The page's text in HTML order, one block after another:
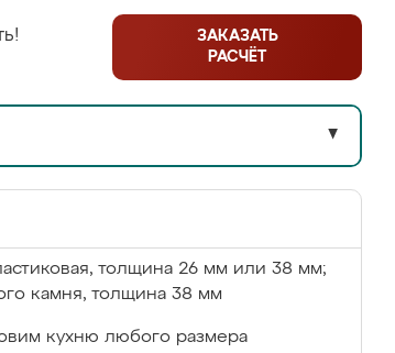
ЗАКАЗАТЬ
РАСЧЁТ
▼
толщина 26 мм или 38 мм;
камня, толщина 38 мм
кухню любого размера